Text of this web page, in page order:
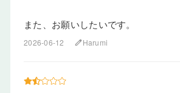
また、お願いしたいです。
2026-06-12 editHarumi